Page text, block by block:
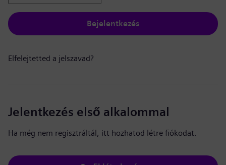
Bejelentkezés
Elfelejtetted a jelszavad?
Jelentkezés első alkalommal
Ha még nem regisztráltál, itt hozhatod létre fiókodat.